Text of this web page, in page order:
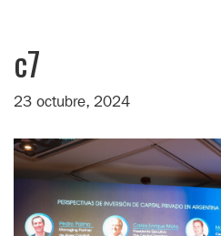
c7
23 octubre, 2024